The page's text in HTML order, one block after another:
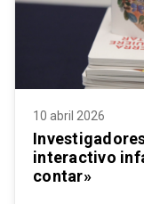
10 abril 2026
interactivo
contar»